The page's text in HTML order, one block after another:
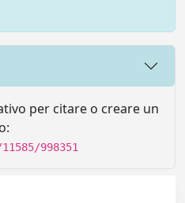
per citare o creare un
998351